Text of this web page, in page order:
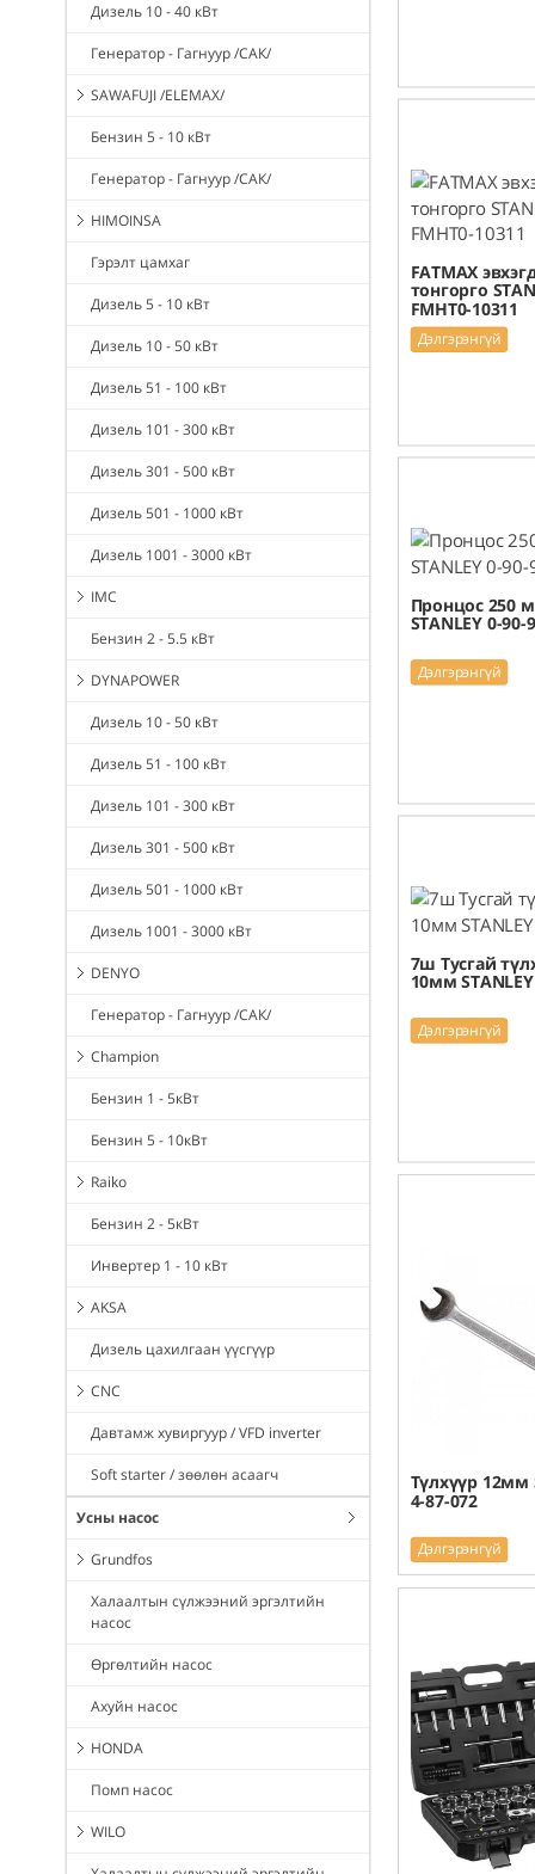
Дизель 10 - 40 кВт
Генератор - Гагнуур /САК/
SAWAFUJI /ELEMAX/
Бензин 5 - 10 кВт
Генератор - Гагнуур /САК/
HIMOINSA
Гэрэлт цамхаг
Дизель 5 - 10 кВт
Дизель 10 - 50 кВт
Дизель 51 - 100 кВт
Дизель 101 - 300 кВт
Дизель 301 - 500 кВт
Дизель 501 - 1000 кВт
Дизель 1001 - 3000 кВт
IMC
Бензин 2 - 5.5 кВт
DYNAPOWER
Дизель 10 - 50 кВт
Дизель 51 - 100 кВт
Дизель 101 - 300 кВт
Дизель 301 - 500 кВт
Дизель 501 - 1000 кВт
Дизель 1001 - 3000 кВт
DENYO
Генератор - Гагнуур /САК/
Champion
Бензин 1 - 5кВт
Бензин 5 - 10кВт
Raiko
Бензин 2 - 5кВт
Инвертер 1 - 10 кВт
AKSA
Дизель цахилгаан үүсгүүр
CNC
Давтамж хувиргуур / VFD inverter
Soft starter / зөөлөн асаагч
Усны насос
Grundfos
Халаалтын сүлжээний эргэлтийн
насос
Өргөлтийн насос
Ахуйн насос
HONDA
Помп насос
WILO
FATMAX
тонгорго
FMHT0-10311
Дэлгэрэнгүй
Пронцос 250
STANLEY 0-90-
Дэлгэрэнгүй
7ш Тусгай
10мм
Дэлгэрэнгүй
Түлхүүр 12мм
4-87-072
Дэлгэрэнгүй